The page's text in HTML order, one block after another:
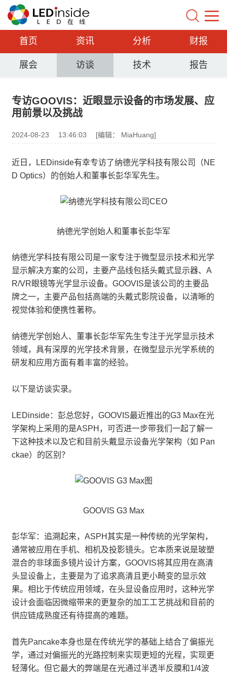
首页 资讯 分析 财报
展会 访谈 技术 报告
专访GOOVIS：近眼显示设备的市场发展、应
用前景以及挑战
2024-08-23 13:46:03 [编辑： MiaHuang]
近日，LEDinside有幸专访了纳德光学科技有限公司（NE
D Optics）的创始人和董事长彭华军先生。
纳德光学创始人和董事长彭华军
纳德光学科技有限公司是一家专注于微型显示技术和光学
显示解决方案的公司，主要产品线包括头戴式显示器、A
R/VR眼镜等光学显示设备。GOOVIS是该公司的主要品
牌之一，主要产品包括高端的头戴式影院设备，以清晰的
视觉体验和便携性著称。
纳德光学创始人、董事长彭华军先生专注于光学显示技术
领域，具有深厚的光学技术背景，在微型显示光学系统的
研发和应用方面有着丰富的经验。
以下是访谈实录。
LEDinside：彭总您好，GOOVIS最近推出的G3 Max在光
学架构上采用的是ASPH，可否进一步带我们一起了解一
下这种技术以及它和目前头戴显示设备光学架构（如 Pan
ckae）的区别？
GOOVIS G3 Max
彭华军：追溯起来，ASPH其实是一种传统的光学架构，
通常被应用在手机、相机及投影镜头。它本质来说是玻塑
混合的非球面多镜片设计方案，GOOVIS将其应用在高清
头显设备上，主要是为了追求高清且更小畸变的显示效
果。相比于传统应用领域，在头显设备应用时，这种光学
设计会面临因微缩带来的更复杂的加工工艺挑战和目前的
供应链成熟度还有待提高的难题。
首先Pancake本身也是在传统光学的基础上结合了偏振光
学，通过对偏振光的光路控制来实现更短的光程，实现更
轻薄化。但它最大的弊端是在光通过半透半反膜和1/4波